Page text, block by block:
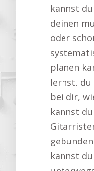
kannst
deinen
oder
planen
lernst, du
bei dir,
kannst
kannst